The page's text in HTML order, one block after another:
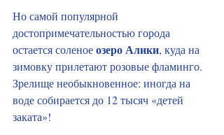
Но самой популярной
достопримечательностью города
остается соленое озеро Алики, куда на
зимовку прилетают розовые фламинго.
Зрелище необыкновенное: иногда на
воде собирается до 12 тысяч «детей
заката»!